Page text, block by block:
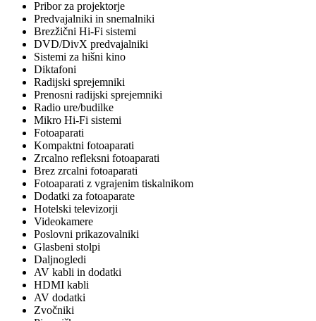
Pribor za projektorje
Predvajalniki in snemalniki
Brezžični Hi-Fi sistemi
DVD/DivX predvajalniki
Sistemi za hišni kino
Diktafoni
Radijski sprejemniki
Prenosni radijski sprejemniki
Radio ure/budilke
Mikro Hi-Fi sistemi
Fotoaparati
Kompaktni fotoaparati
Zrcalno refleksni fotoaparati
Brez zrcalni fotoaparati
Fotoaparati z vgrajenim tiskalnikom
Dodatki za fotoaparate
Hotelski televizorji
Videokamere
Poslovni prikazovalniki
Glasbeni stolpi
Daljnogledi
AV kabli in dodatki
HDMI kabli
AV dodatki
Zvočniki